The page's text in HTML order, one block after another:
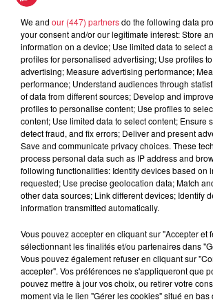
Lieu 13ème Sens -
Organisateur
https://13esens.com/
7-nains-3-petits-
Tarif Gratuit
We and our (447) partnersdo the following data
your consent and/or our legitimate interest: Store
information on a device; Use limited data to select
profiles for personalised advertising; Use profiles
advertising; Measure advertising performance;
performance; Understand audiences through
of data from different sources; Develop and
profiles to personalise content; Use profiles to
content; Use limited data to select content; Ensure
detect fraud, and fix errors; Deliver and present
Save and communicate privacy choices. These
process personal data such as IP address and
following functionalities: Identify devices based on
requested; Use precise geolocation data; Match
other data sources; Link different devices; Identify
information transmitted automatically.
Vous pouvez accepter en cliquant sur "Accepter et
sélectionnant les finalités et/ou partenaires dans
Vous pouvez également refuser en cliquant sur
accepter". Vos préférences ne s'appliqueront que
pouvez mettre à jour vos choix, ou retirer votre
moment via le lien "Gérer les cookies" situé en bas